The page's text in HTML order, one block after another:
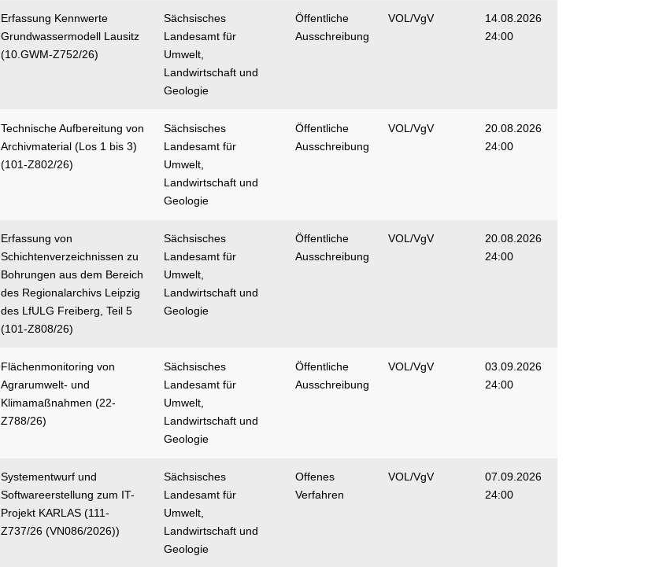
Erfassung Kennwerte
Grundwassermodell Lausitz
(10.GWM-Z752/26)
Sächsisches
Landesamt für
Umwelt,
Landwirtschaft und
Geologie
Öffentliche
Ausschreibung
VOL/VgV
14.08.2026
24:00
Technische Aufbereitung von
Archivmaterial (Los 1 bis 3)
(101-Z802/26)
Sächsisches
Landesamt für
Umwelt,
Landwirtschaft und
Geologie
Öffentliche
Ausschreibung
VOL/VgV
20.08.2026
24:00
Erfassung von
Schichtenverzeichnissen zu
Bohrungen aus dem Bereich
des Regionalarchivs Leipzig
des LfULG Freiberg, Teil 5
(101-Z808/26)
Sächsisches
Landesamt für
Umwelt,
Landwirtschaft und
Geologie
Öffentliche
Ausschreibung
VOL/VgV
20.08.2026
24:00
Flächenmonitoring von
Agrarumwelt- und
Klimamaßnahmen (22-
Z788/26)
Sächsisches
Landesamt für
Umwelt,
Landwirtschaft und
Geologie
Öffentliche
Ausschreibung
VOL/VgV
03.09.2026
24:00
Systementwurf und
Softwareerstellung zum IT-
Projekt KARLAS (111-
Z737/26 (VN086/2026))
Sächsisches
Landesamt für
Umwelt,
Landwirtschaft und
Geologie
Offenes
Verfahren
VOL/VgV
07.09.2026
24:00